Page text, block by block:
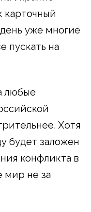
карточный
уже многие
пускать на
любые
Хотя
будет заложен
конфликта в
мир не за